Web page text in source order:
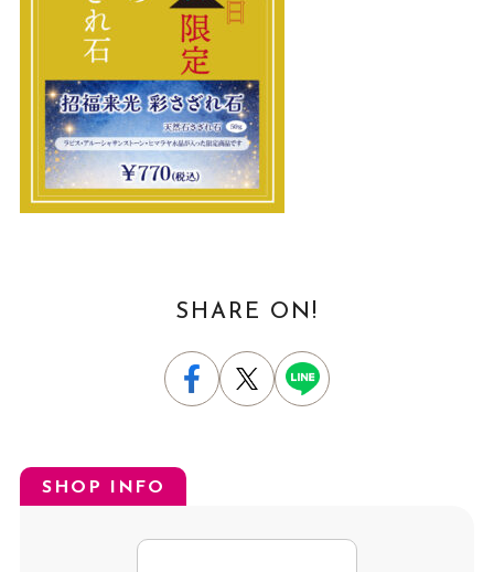
SHARE ON!
SHOP INFO